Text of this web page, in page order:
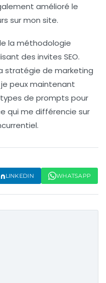
amélioré le
sur mon site.
la méthodologie
des invites SEO.
stratégie de marketing
peux maintenant
de prompts pour
qui me différencie sur
LINKEDIN WHATSAPP